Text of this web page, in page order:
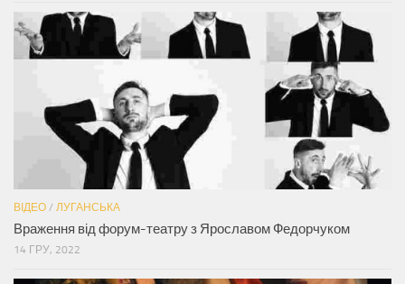
ВІДЕО / ЛУГАНСЬКА
Враження від форум-театру з Ярославом Федорчуком
14 ГРУ, 2022